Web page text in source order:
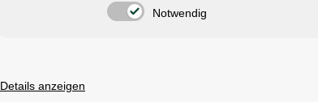
Notwendig
Details anzeigen